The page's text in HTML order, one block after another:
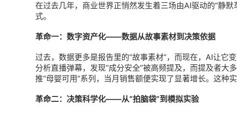
在过去几年，商业世界正悄然发生着三场由AI驱动的“静
式。
革命一：数字资产化——数据从故事素材到决策依据
过去，数据更多是报告里的“故事素材”，而现在，AI让它
分析直播弹幕，发现“成分安全”被高频提及，而提及者
推“母婴可用”系列，当月销售额便实现了显著增长。这种
革命二：决策科学化——从“拍脑袋”到模拟实验